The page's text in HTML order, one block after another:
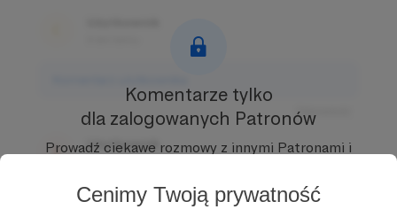
Cenimy Twoją prywatność
Odpowiedz
Użytkownik
Komentarz użytkownika
Komentarze tylko
dla zalogowanych Patronów
Prowadź ciekawe rozmowy z innymi Patronami i